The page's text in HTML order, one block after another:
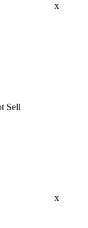
x
Sell
x